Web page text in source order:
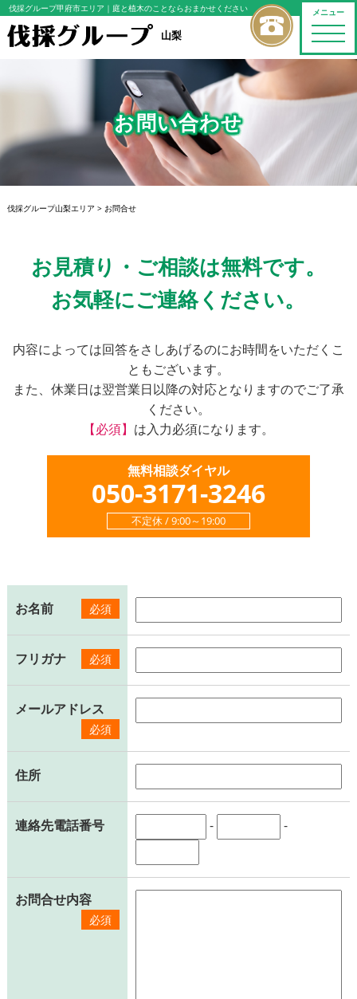
メニュー
toggle
伐採グループ甲府市エリア ｜庭と植木のことならおまかせください
山梨
お問い合わせ
伐採グループ山梨エリア > お問合せ
お見積り・ご相談は無料です。
お気軽にご連絡ください。
内容によっては回答をさしあげるのにお時間をいただくこ
ともございます。
また、休業日は翌営業日以降の対応となりますのでご了承
ください。
【必須】 は入力必須になります。
無料相談ダイヤル
050-3171-3246
不定休 / 9:00～19:00
お名前 必須
フリガナ 必須
メールアドレス
必須
住所
連絡先電話番号 - -
お問合せ内容
必須